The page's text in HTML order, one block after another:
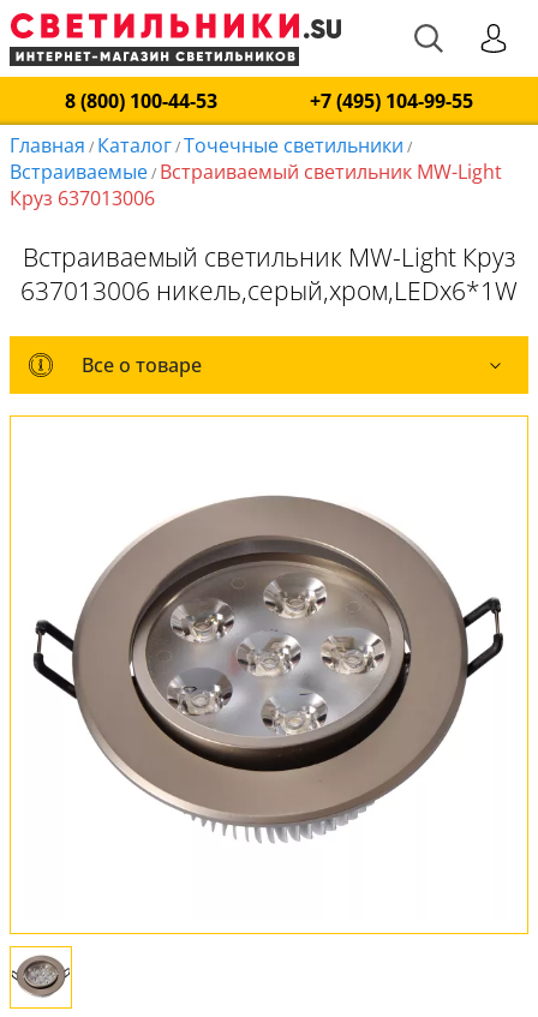
8 (800) 100-44-53
+7 (495) 104-99-55
Главная / Каталог/Точечные светильники /
Встраиваемые/ Встраиваемый светильник MW-Light
Круз 637013006
Встраиваемый светильник MW-Light Круз
637013006 никель,серый,хром,LEDx6*1W
Все о товаре
Все о товаре
Вся коллекция
Оплата и доставка
Обмен и возврат
Установка
FAQ